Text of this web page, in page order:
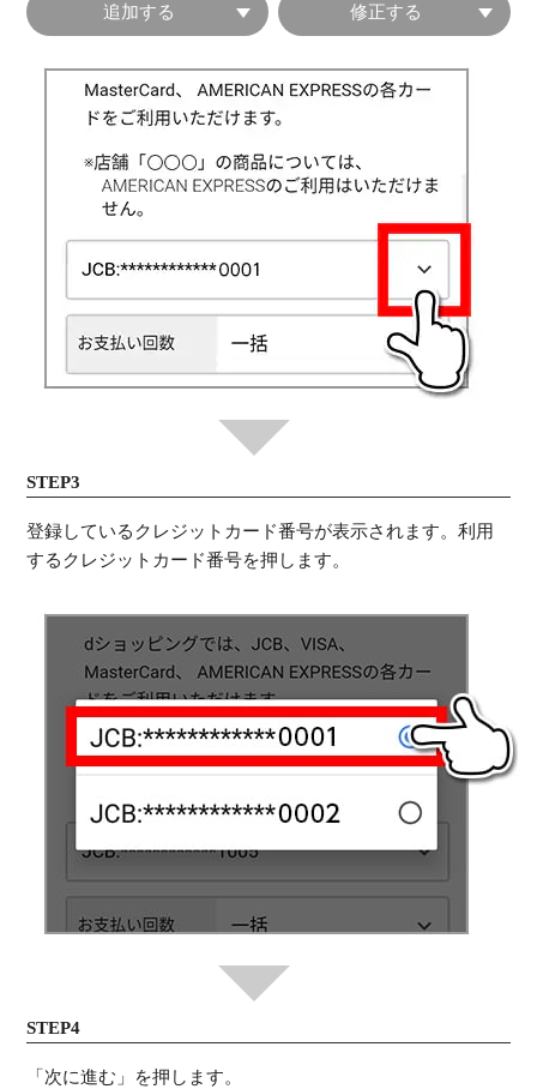
追加する 修正する
STEP3
登録しているクレジットカード番号が表示されます。利用
するクレジットカード番号を押します。
STEP4
「次に進む」を押します。